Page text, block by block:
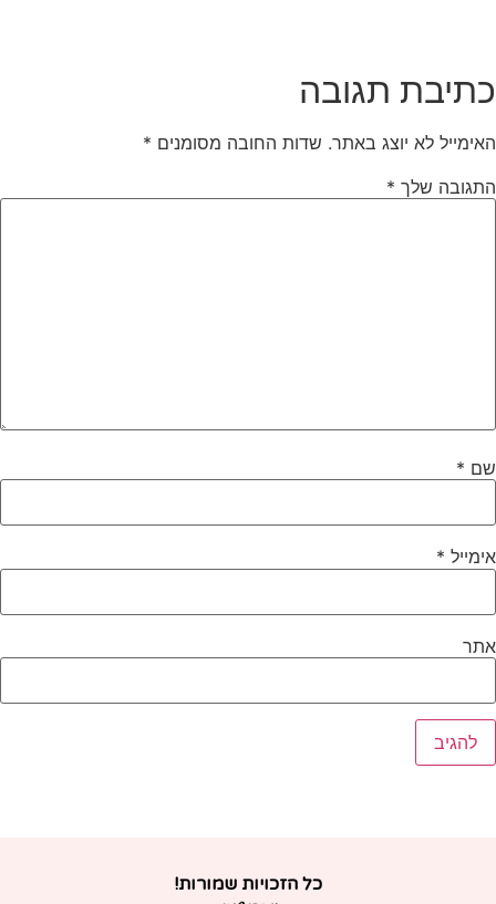
תגובה
לא יוצג באתר. שדות החובה מסומנים *
שלך*
*
*
כל הזכויות שמורות!